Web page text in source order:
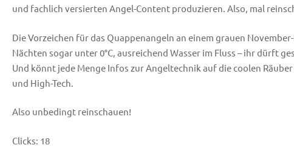
und fachlich versierten Angel-Content produzieren. Also, mal
Die Vorzeichen für das Quappenangeln an einem grauen
Nächten sogar unter 0°C, ausreichend Wasser im Fluss – ihr dürft
Und könnt jede Menge Infos zur Angeltechnik auf die coolen
und High-Tech.
Also unbedingt reinschauen!
Clicks: 18